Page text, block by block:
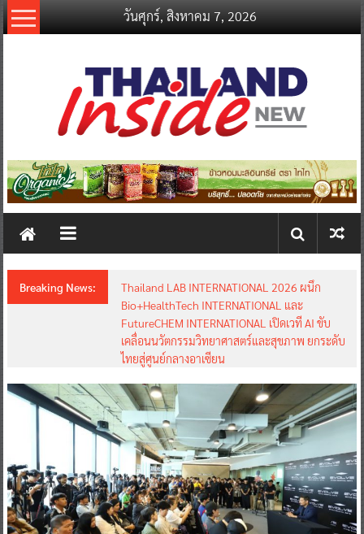
Skip
to
วันศุกร์, สิงหาคม 7, 2026
thailandinsidenew.com
Thailand
New
Breaking News:
Thailand LAB INTERNATIONAL 2026 ผนึก
Bio+HealthTech INTERNATIONAL และ
FutureCHEM INTERNATIONAL เปิดเวที AI ขับ
เคลื่อนนวัตกรรมวิทยาศาสตร์และสุขภาพ ยกระดับ
ไทยสู่ศูนย์กลางอาเซียน